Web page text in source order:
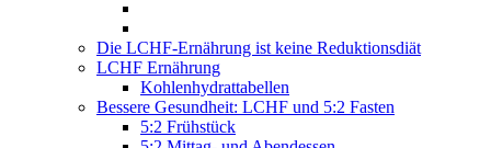
Die LCHF-Ernährung ist keine Reduktionsdiät
LCHF Ernährung
Kohlenhydrattabellen
Bessere Gesundheit: LCHF und 5:2 Fasten
5:2 Frühstück